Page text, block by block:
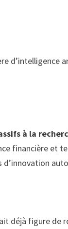
à la
financière et
déjà figure